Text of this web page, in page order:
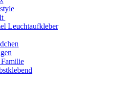
Leuchtaufkleber